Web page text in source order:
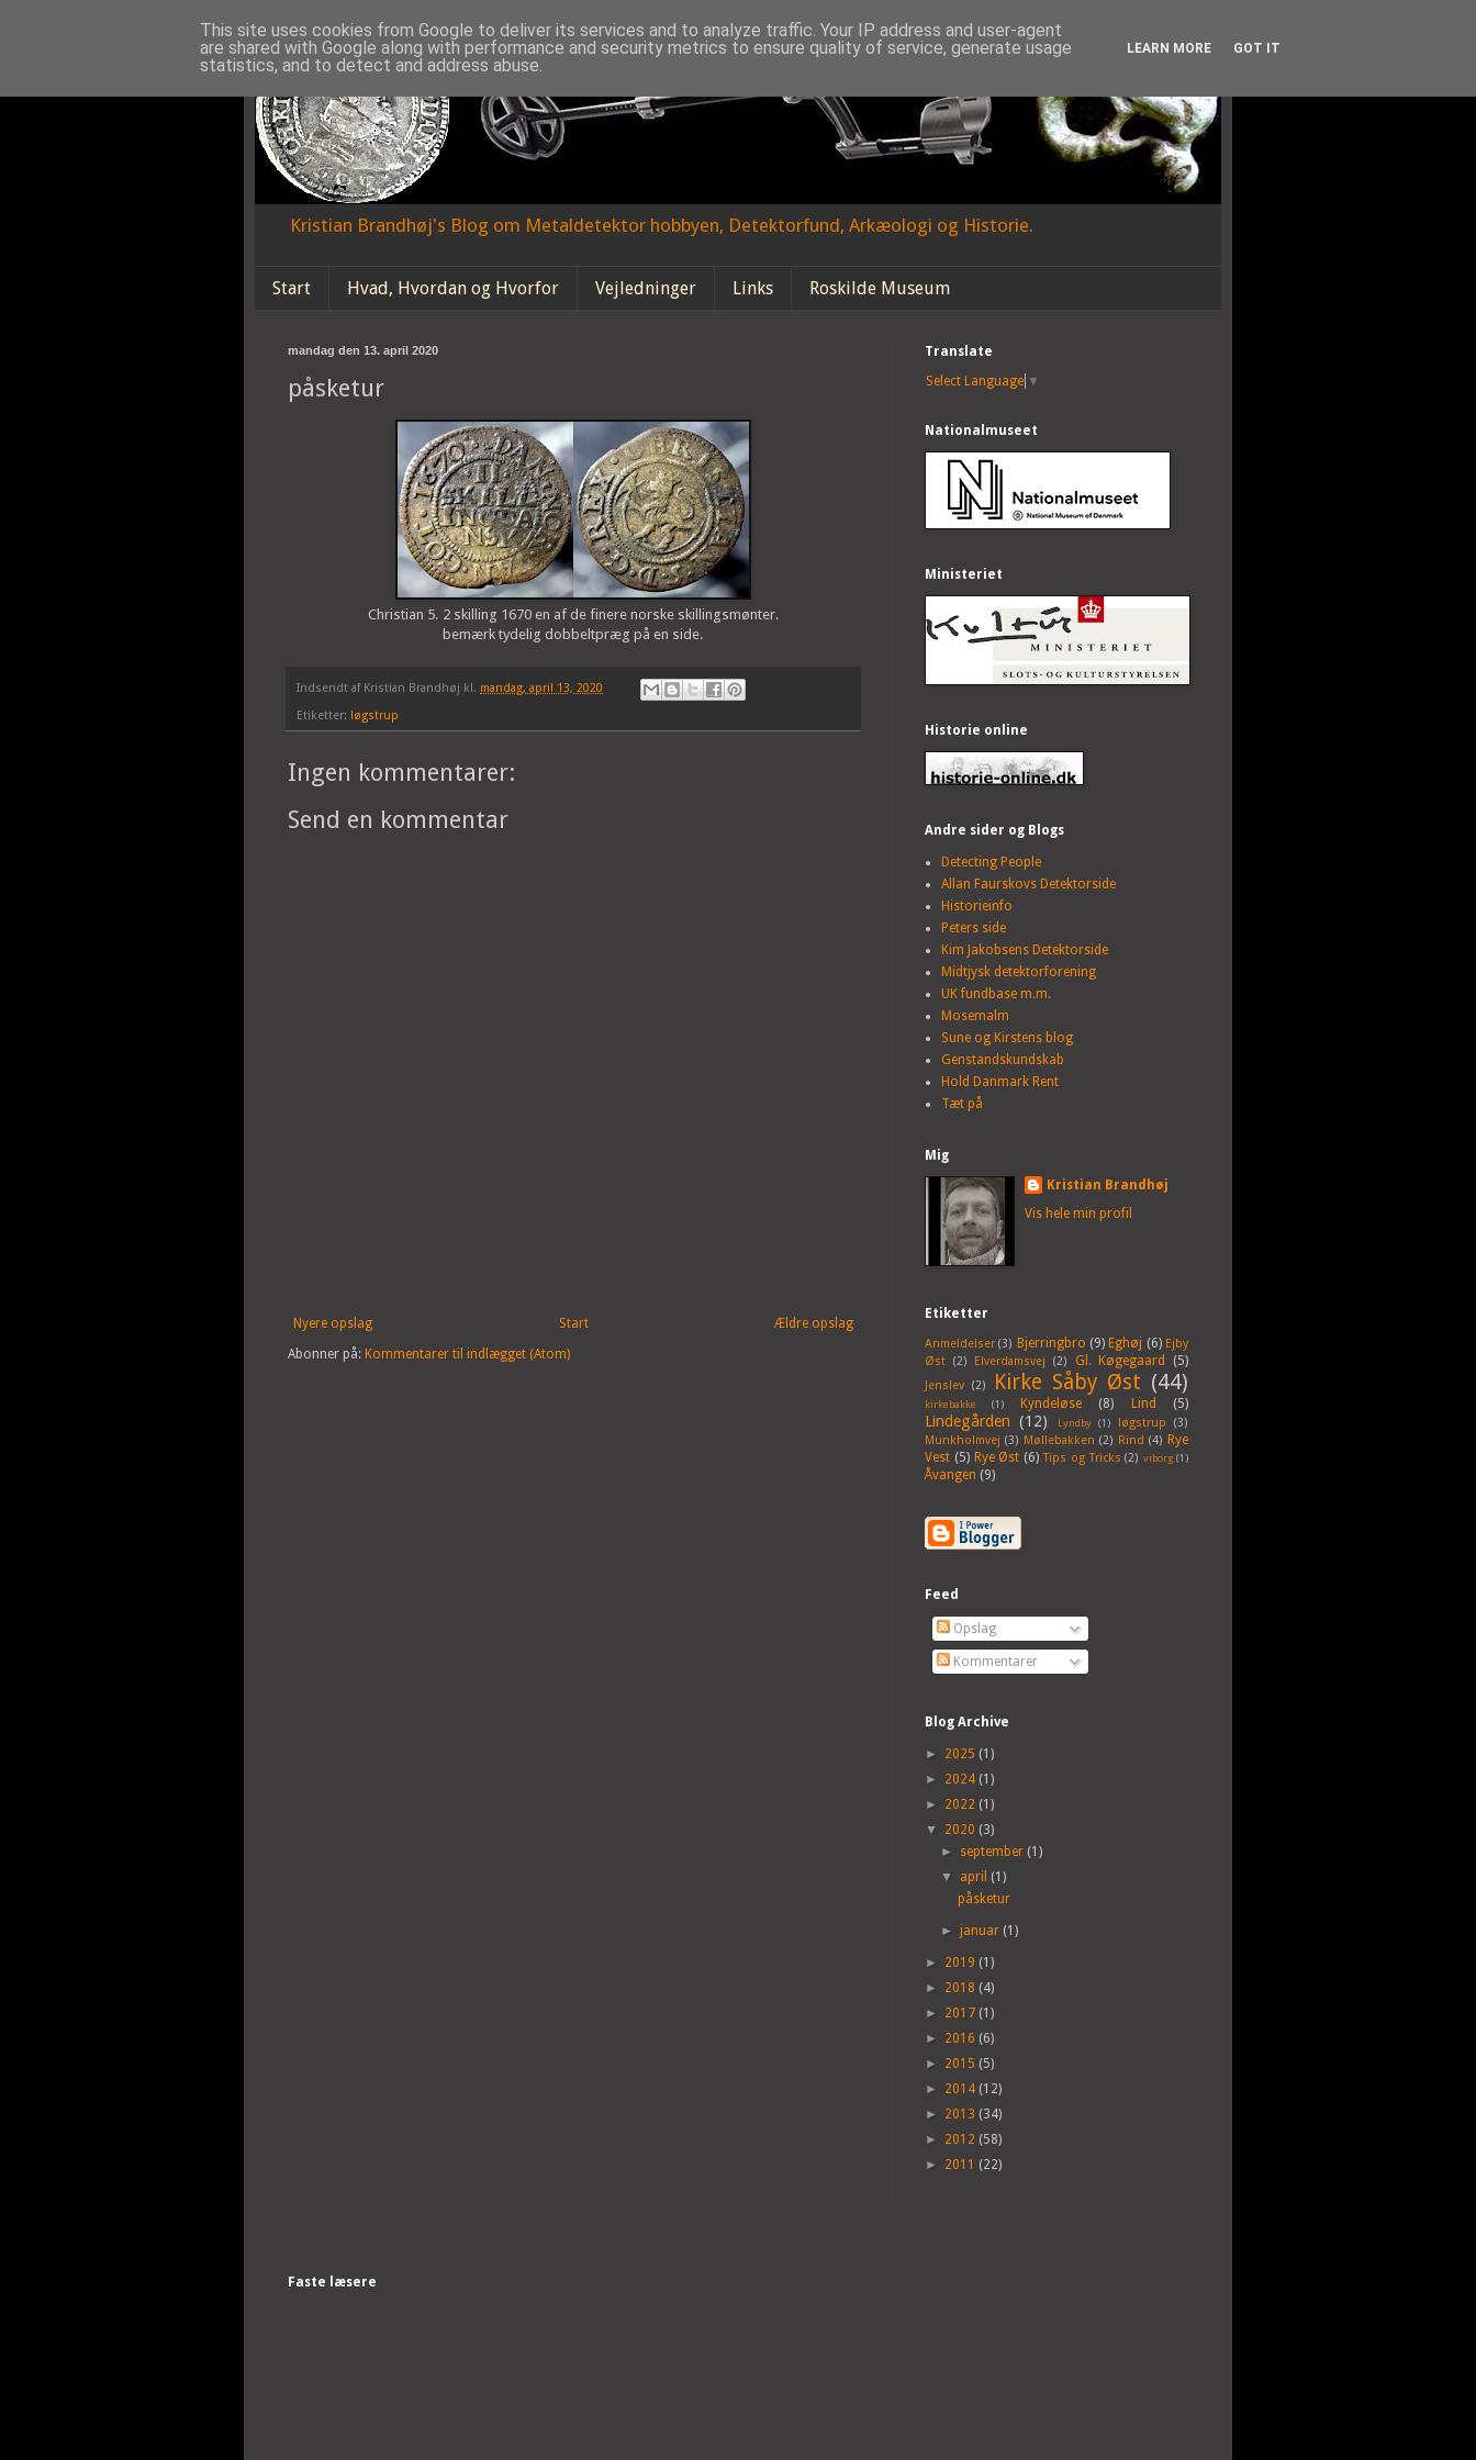
Kristian Brandhøj's Blog om Metaldetektor hobbyen, Detektorfund, Arkæologi og Historie.
Start Hvad, Hvordan og Hvorfor Vejledninger Links Roskilde Museum
mandag den 13. april 2020
påsketur
Christian 5. 2 skilling 1670 en af de finere norske skillingsmønter.
bemærk tydelig dobbeltpræg på en side.
Indsendt af Kristian Brandhøj kl. mandag, april 13, 2020
Etiketter: løgstrup
Ingen kommentarer:
Send en kommentar
Nyere opslag Ældre opslag
Start
Abonner på: Kommentarer til indlægget (Atom)
Translate
Select Language ▼
Nationalmuseet
Ministeriet
Historie online
Andre sider og Blogs
Detecting People
Allan Faurskovs Detektorside
Historieinfo
Peters side
Kim Jakobsens Detektorside
Midtjysk detektorforening
UK fundbase m.m.
Mosemalm
Sune og Kirstens blog
Genstandskundskab
Hold Danmark Rent
Tæt på
Mig
Kristian Brandhøj
Vis hele min profil
Etiketter
Anmeldelser (3) Bjerringbro (9) Eghøj (6) Ejby
Øst (2) Elverdamsvej (2) Gl. Køgegaard (5)
Jenslev (2) Kirke Såby Øst (44)
kirkebakke (1) Kyndeløse (8) Lind (5)
Lindegården (12) Lyndby (1) løgstrup
(3)
Munkholmvej (3) Møllebakken (2) Rind (4) Rye
Vest (5) Rye Øst (6) Tips og Tricks (2) viborg (1)
Åvangen (9)
Feed
Opslag
Kommentarer
Blog Archive
► 2025 (1)
► 2024 (1)
► 2022 (1)
▼ 2020 (3)
► september (1)
▼ april (1)
påsketur
►januar (1)
► 2019 (1)
► 2018 (4)
► 2017 (1)
► 2016 (6)
► 2015 (5)
► 2014 (12)
► 2013 (34)
► 2012 (58)
► 2011 (22)
Faste læsere
This site uses cookies from Google to deliver its services and to analyze traffic. Your IP address and user-agent
are shared with Google along with performance and security metrics to ensure quality of service, generate usage
statistics, and to detect and address abuse.
LEARN MORE GOT IT